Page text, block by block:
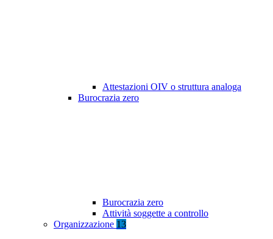
Attestazioni OIV o struttura analoga
Burocrazia zero
Burocrazia zero
Attività soggette a controllo
Organizzazione 13